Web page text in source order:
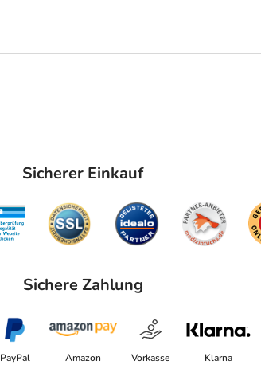
Sicherer Einkauf
Sichere Zahlung
PayPal Amazon Vorkasse Klarna